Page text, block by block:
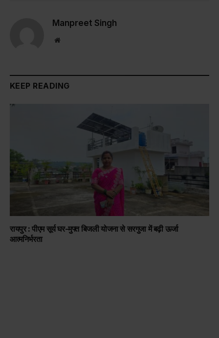
Manpreet Singh
Website
KEEP READING
रायपुर : पीएम सूर्य घर-मुफ्त बिजली योजना से सरगुजा में बढ़ी ऊर्जा
आत्मनिर्भरता